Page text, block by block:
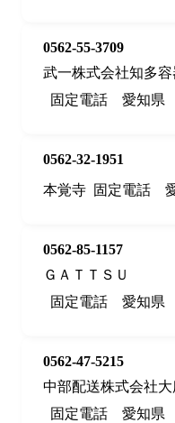
0562-55-3709
武一株式会社知多
固定電話
愛知県
0562-32-1951
本覚寺 固定電話
0562-85-1157
ＧＡＴＴＳＵ
固定電話
愛知県
0562-47-5215
中部配送株式会社
固定電話
愛知県